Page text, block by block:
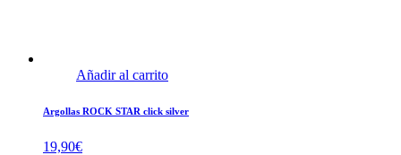
Añadir al carrito
Argollas ROCK STAR click silver
19,90€